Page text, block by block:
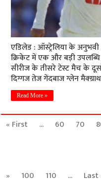
एडिलेड : ऑस्ट्रेलिया के
क्रिकेट में एक और बड़ी
सीरीज के तीसरे टेस्ट मैच के
दिग्गज तेज गेंदबाज ग्लेन
Read More »
« First ... 60 70
»
100 110 ... Last